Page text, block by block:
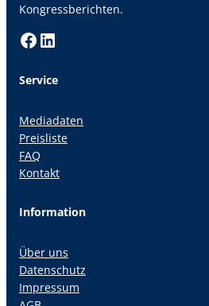
Kongressberichten.
Facebook LinkedIn
Service
Mediadaten
Preisliste
FAQ
Kontakt
Information
Über uns
Datenschutz
Impressum